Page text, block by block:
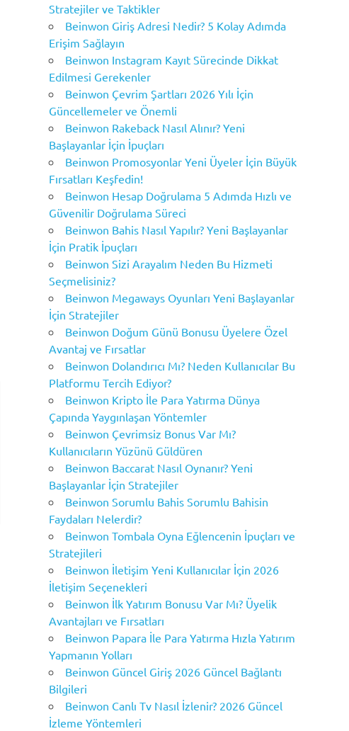
Stratejiler ve Taktikler
Beinwon Giriş Adresi Nedir? 5 Kolay Adımda
Erişim Sağlayın
Beinwon Instagram Kayıt Sürecinde Dikkat
Edilmesi Gerekenler
Beinwon Çevrim Şartları 2026 Yılı İçin
Güncellemeler ve Önemli
Beinwon Rakeback Nasıl Alınır? Yeni
Başlayanlar İçin İpuçları
Beinwon Promosyonlar Yeni Üyeler İçin Büyük
Fırsatları Keşfedin!
Beinwon Hesap Doğrulama 5 Adımda Hızlı ve
Güvenilir Doğrulama Süreci
Beinwon Bahis Nasıl Yapılır? Yeni Başlayanlar
İçin Pratik İpuçları
Beinwon Sizi Arayalım Neden Bu Hizmeti
Seçmelisiniz?
Beinwon Megaways Oyunları Yeni Başlayanlar
İçin Stratejiler
Beinwon Doğum Günü Bonusu Üyelere Özel
Avantaj ve Fırsatlar
Beinwon Dolandırıcı Mı? Neden Kullanıcılar Bu
Platformu Tercih Ediyor?
Beinwon Kripto İle Para Yatırma Dünya
Çapında Yaygınlaşan Yöntemler
Beinwon Çevrimsiz Bonus Var Mı?
Kullanıcıların Yüzünü Güldüren
Beinwon Baccarat Nasıl Oynanır? Yeni
Başlayanlar İçin Stratejiler
Beinwon Sorumlu Bahis Sorumlu Bahisin
Faydaları Nelerdir?
Beinwon Tombala Oyna Eğlencenin İpuçları ve
Stratejileri
Beinwon İletişim Yeni Kullanıcılar İçin 2026
İletişim Seçenekleri
Beinwon İlk Yatırım Bonusu Var Mı? Üyelik
Avantajları ve Fırsatları
Beinwon Papara İle Para Yatırma Hızla Yatırım
Yapmanın Yolları
Beinwon Güncel Giriş 2026 Güncel Bağlantı
Bilgileri
Beinwon Canlı Tv Nasıl İzlenir? 2026 Güncel
İzleme Yöntemleri